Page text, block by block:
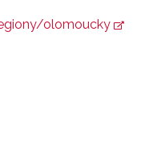
olomoucky